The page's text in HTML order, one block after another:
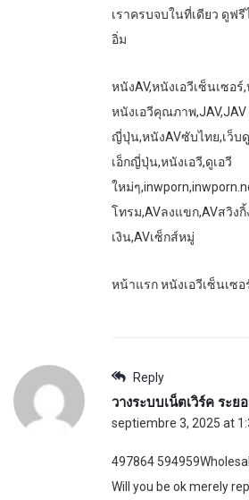
เราครบจบในที่เดียว ดูฟ
อิ่ม
หนังAV,หนังเอวีเซ็นเซอร์
หนังเอวีคุณภาพ
ญี่ปุ่น,หนังAVซับไทย,เว็บ
เอ็กญี่ปุ่น,หนังเอวี,ดูเอวี
ใหม่ๆ
โทรม,AVลงแขก,AVสวิงกิ้
เงิน,AVเซ็กส์หมู่
หน้าแรก หนังเอวีเซ็นเซอ
Reply
วางระบบเน็ตเวิร์ค ระย
septiembre 3, 2025 at
497864
Will you be ok merely